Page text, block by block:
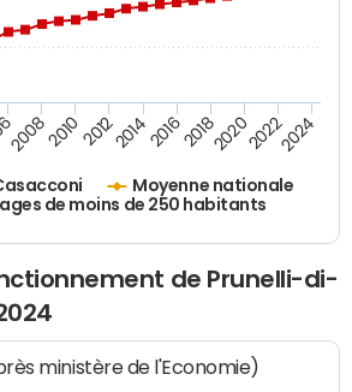
Moyenne nationale
de moins de 250 habitants
200820102012201420162018202020222024
de Prunelli-di-
ministère de l'Economie)